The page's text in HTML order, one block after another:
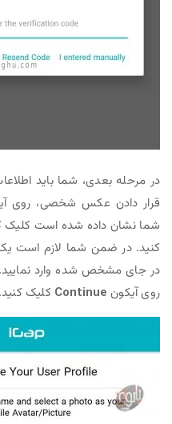
در مرحله بعدی، شما باید
قرار دادن عکس شخصی، روی
شما نشان داده شده است کلیک
کنید. در ضمن شما لازم است یک
در جای مشخص شده وارد نمایید.
روی آیکون Continue کلیک کنید.